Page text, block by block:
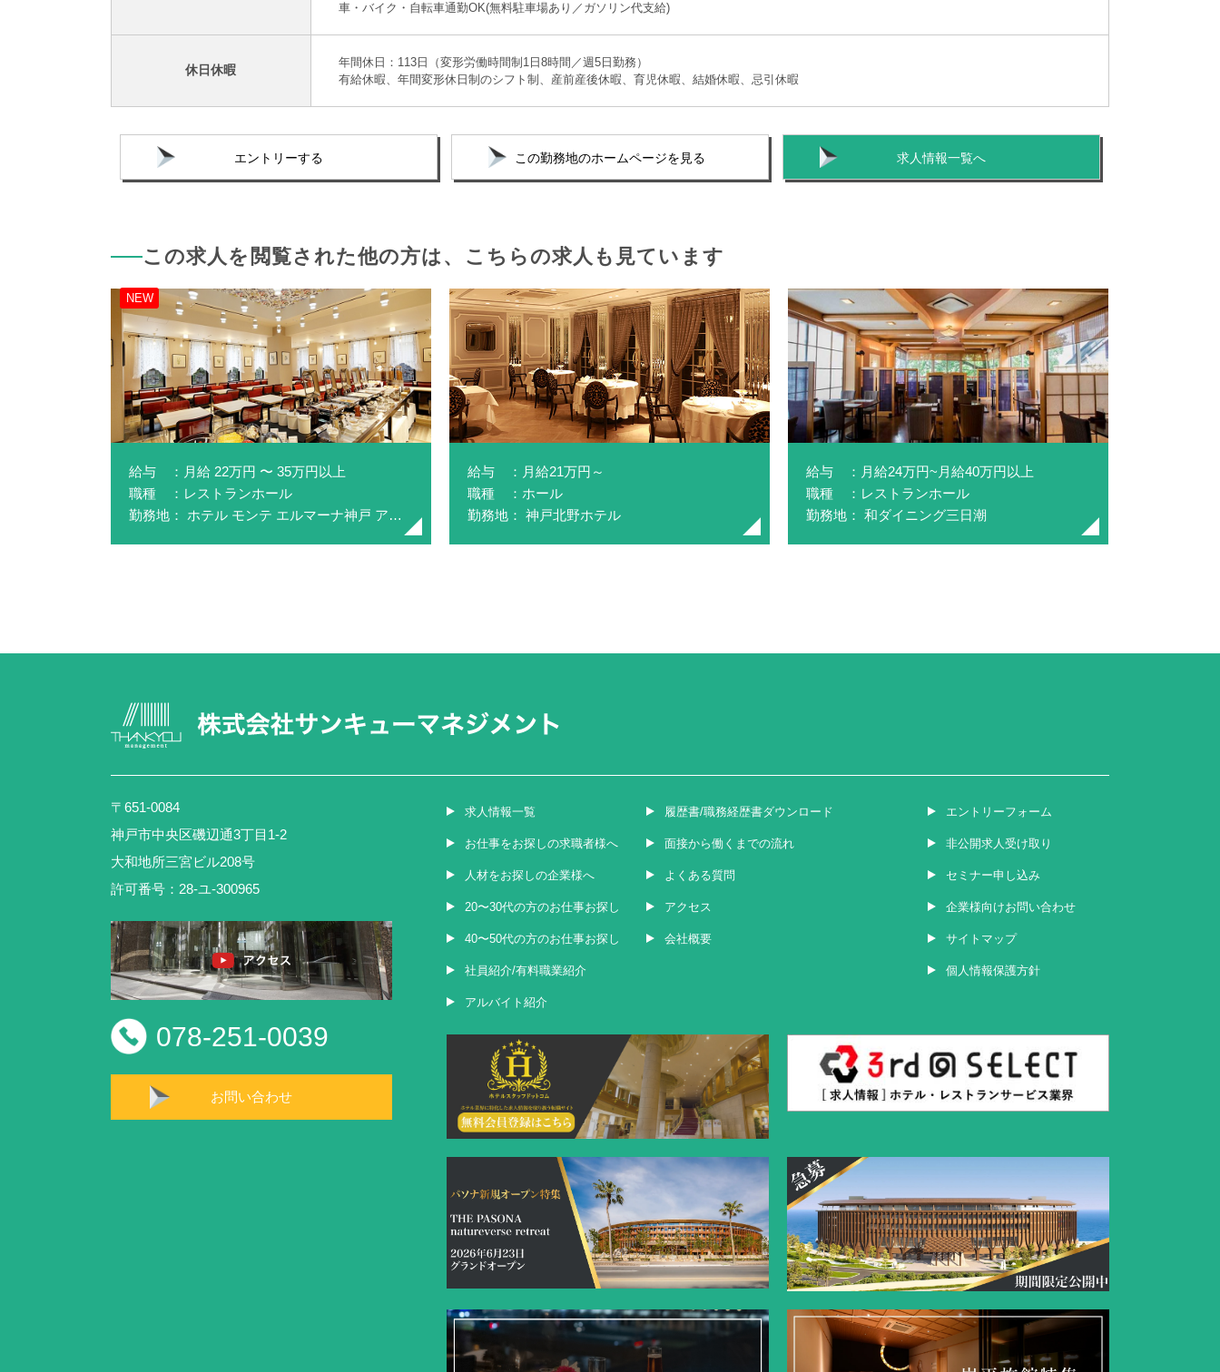
車・バイク・自転車通勤OK(無料駐車場あり／ガソリン代支給)
休日休暇
年間休日：113日（変形労働時間制1日8時間／週5日勤務）
有給休暇、年間変形休日制のシフト制、産前産後休暇、育児休暇、結婚休暇、忌引休暇
エントリーする この勤務地のホームページを見る 求人情報一覧へ
この求人を閲覧された他の方は、 こちらの求人も見ています
NEW
給与 ：月給 22万円 〜 35万円以上
職種 ：レストランホール
勤務地： ホテル モンテ エルマーナ神戸 アマリー
給与 ：月給21万円～
職種 ：ホール
勤務地： 神戸北野ホテル
給与 ：月給24万円~月給40万円以上
職種 ：レストランホール
勤務地： 和ダイニング三日潮
〒651-0084
神戸市中央区磯辺通3丁目1-2
大和地所三宮ビル208号
許可番号：28-ユ-300965
078-251-0039
お問い合わせ
求人情報一覧
お仕事をお探しの求職者様へ
人材をお探しの企業様へ
20〜30代の方のお仕事お探し
40〜50代の方のお仕事お探し
社員紹介/有料職業紹介
アルバイト紹介
履歴書/職務経歴書ダウンロード
面接から働くまでの流れ
よくある質問
アクセス
会社概要
エントリーフォーム
非公開求人受け取り
セミナー申し込み
企業様向けお問い合わせ
サイトマップ
個人情報保護方針